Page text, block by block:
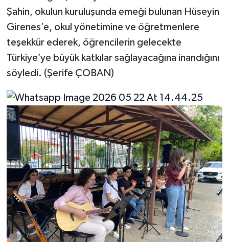
Şahin, okulun kuruluşunda emeği bulunan Hüseyin
Girenes’e, okul yönetimine ve öğretmenlere
teşekkür ederek, öğrencilerin gelecekte
Türkiye’ye büyük katkılar sağlayacağına inandığını
söyledi. (Şerife ÇOBAN)